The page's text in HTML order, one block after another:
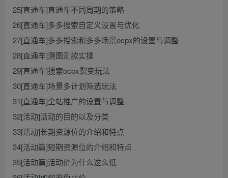
25[直通车]直通车不同周期的策略
26[直通车]多多搜索自定义设置与优化
27[直通车]多多搜索和多多场景ocpx的设置与调整
28[直通车]测图测款实操
29[直通车]搜索ocpx裂变玩法
30[直通车]场景多计划筛选玩法
31[直通车]全站推广的设置与调整
32[活动]活动的目的以及分类
33[活动]长期资源位的介绍和特点
34[活动篇]短期资源位的介绍和特点
35[活动篇]活动价为什么这么低